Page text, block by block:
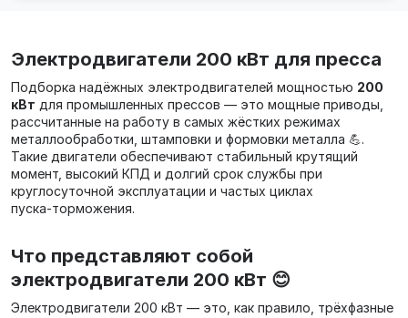
Электродвигатели 200 кВт для пресса
Подборка надёжных электродвигателей мощностью 200
кВт для промышленных прессов — это мощные приводы,
рассчитанные на работу в самых жёстких режимах
металлообработки, штамповки и формовки металла 💪.
Такие двигатели обеспечивают стабильный крутящий
момент, высокий КПД и долгий срок службы при
круглосуточной эксплуатации и частых циклах
пуска‑торможения.
Что представляют собой
электродвигатели 200 кВт 😊
Электродвигатели 200 кВт — это, как правило, трёхфазные